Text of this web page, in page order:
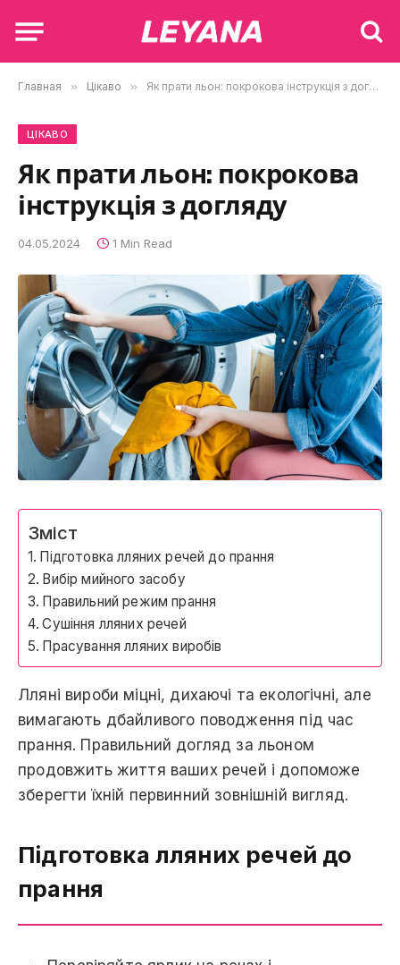
Главная » Цікаво » Як прати льон: покрокова інструкція з догляду
ЦІКАВО
Як прати льон: покрокова
інструкція з догляду
04.05.2024 1 Min Read
Зміст
Підготовка лляних речей до прання
Вибір мийного засобу
Правильний режим прання
Сушіння лляних речей
Прасування лляних виробів
Лляні вироби міцні, дихаючі та екологічні, але
вимагають дбайливого поводження під час
прання. Правильний догляд за льоном
продовжить життя ваших речей і допоможе
зберегти їхній первинний зовнішній вигляд.
Підготовка лляних речей до
прання